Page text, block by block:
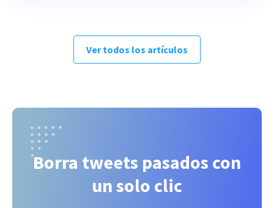
Ver todos los artículos
Borra tweets pasados con
un solo clic